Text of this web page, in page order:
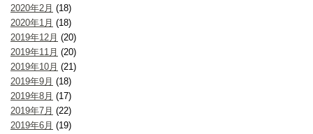
2020年2月 (18)
2020年1月 (18)
2019年12月 (20)
2019年11月 (20)
2019年10月 (21)
2019年9月 (18)
2019年8月 (17)
2019年7月 (22)
2019年6月 (19)